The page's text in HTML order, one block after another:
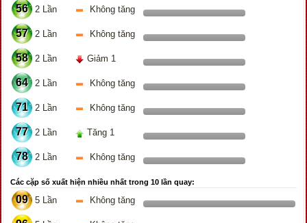
56 2 Lần Không tăng
57 2 Lần Không tăng
58 2 Lần Giảm 1
64 2 Lần Không tăng
71 2 Lần Không tăng
77 2 Lần Tăng 1
78 2 Lần Không tăng
Các cặp số xuất hiện nhiều nhất trong 10 lần quay:
09 5 Lần Không tăng